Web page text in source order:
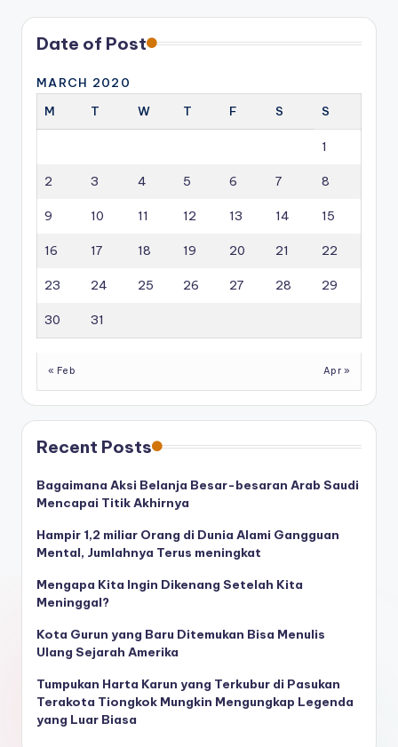
Date of Post
MARCH 2020
M
T W T F S S
1
2 3 4 5 6 7 8
9 10 11 12 13 14 15
16 17 18 19 20 21 22
23 24 25 26 27 28 29
30 31
« Feb Apr »
Recent Posts
Bagaimana Aksi Belanja Besar-besaran Arab Saudi
Mencapai Titik Akhirnya
Hampir 1,2 miliar Orang di Dunia Alami Gangguan
Mental, Jumlahnya Terus meningkat
Mengapa Kita Ingin Dikenang Setelah Kita
Meninggal?
Kota Gurun yang Baru Ditemukan Bisa Menulis
Ulang Sejarah Amerika
Tumpukan Harta Karun yang Terkubur di Pasukan
Terakota Tiongkok Mungkin Mengungkap Legenda
yang Luar Biasa